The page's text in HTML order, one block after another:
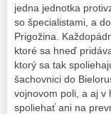
jedna jednotka
so špecialistami, a
Prigožina.
ktoré sa hneď
ktorý sa tak
šachovnici do
vojnovom poli, a aj v
spoliehať ani na